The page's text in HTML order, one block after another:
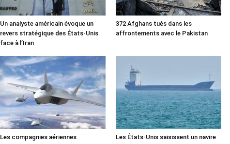
Un analyste américain évoque un
revers stratégique des États-Unis
face à l’Iran
372 Afghans tués dans les
affrontements avec le Pakistan
Les compagnies aériennes
Les États-Unis saisissent un navire